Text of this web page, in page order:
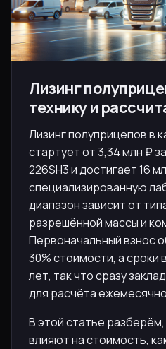
Лизинг
технику и
Лизинг полуприцепов в
стартует от 3,34 млн ₽
226SH3 и достигает 16
специализированную
диапазон зависит от
разрешённой массы и
Первоначальный взнос
30% стоимости, а сроки
лет, так что сразу
для расчёта
В этой статье
влияют на стоимость,